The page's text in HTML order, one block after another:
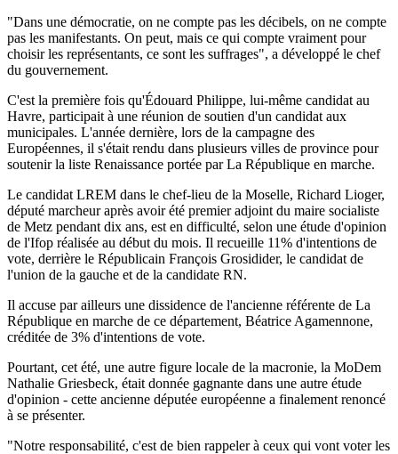
"Dans une démocratie, on ne compte pas les décibels, on ne compte
pas les manifestants. On peut, mais ce qui compte vraiment pour
choisir les représentants, ce sont les suffrages", a développé le chef
du gouvernement.
C'est la première fois qu'Édouard Philippe, lui-même candidat au
Havre, participait à une réunion de soutien d'un candidat aux
municipales. L'année dernière, lors de la campagne des
Européennes, il s'était rendu dans plusieurs villes de province pour
soutenir la liste Renaissance portée par La République en marche.
Le candidat LREM dans le chef-lieu de la Moselle, Richard Lioger,
député marcheur après avoir été premier adjoint du maire socialiste
de Metz pendant dix ans, est en difficulté, selon une étude d'opinion
de l'Ifop réalisée au début du mois. Il recueille 11% d'intentions de
vote, derrière le Républicain François Grosidider, le candidat de
l'union de la gauche et de la candidate RN.
Il accuse par ailleurs une dissidence de l'ancienne référente de La
République en marche de ce département, Béatrice Agamennone,
créditée de 3% d'intentions de vote.
Pourtant, cet été, une autre figure locale de la macronie, la MoDem
Nathalie Griesbeck, était donnée gagnante dans une autre étude
d'opinion - cette ancienne députée européenne a finalement renoncé
à se présenter.
"Notre responsabilité, c'est de bien rappeler à ceux qui vont voter les